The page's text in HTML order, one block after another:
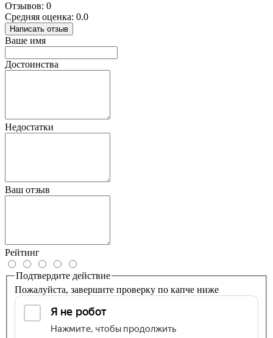
Отзывов: 0
Средняя оценка: 0.0
Написать отзыв
Ваше имя
Достоинства
Недостатки
Ваш отзыв
Рейтинг
Подтвердите действие
Пожалуйста, завершите проверку по капче ниже